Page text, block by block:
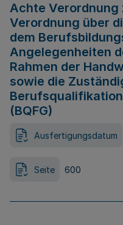
Achte Verordnung
Verordnung über
dem
Angelegenheiten
Rahmen der
sowie die
(BQFG)
Ausfertigungsdatum
Seite 600